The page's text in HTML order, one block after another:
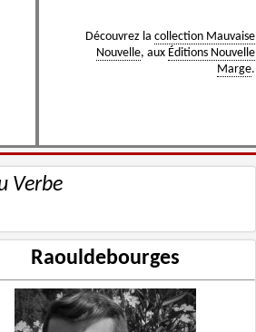
Découvrez la collection Mauvaise
Nouvelle, aux Éditions Nouvelle
Marge.
Verbe
Raouldebourges